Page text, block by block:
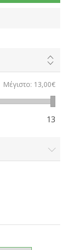
Μέγιστο: 13,00€
13